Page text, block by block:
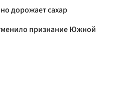
дорожает сахар
признание Южной